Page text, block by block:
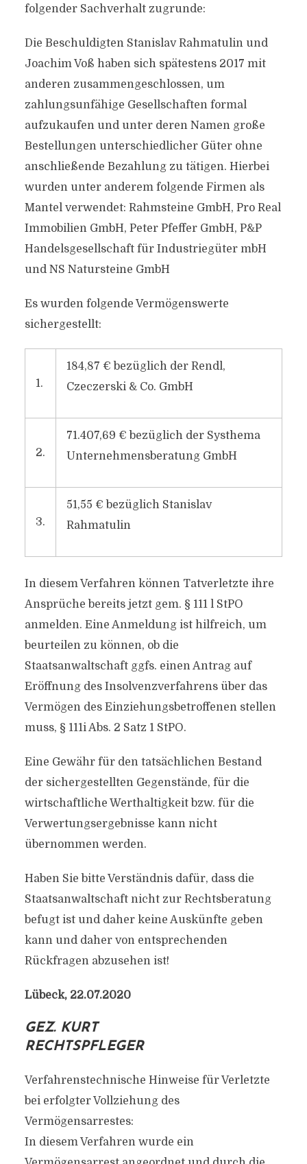
folgender Sachverhalt zugrunde:
Die Beschuldigten Stanislav Rahmatulin und
Joachim Voß haben sich spätestens 2017 mit
anderen zusammengeschlossen, um
zahlungsunfähige Gesellschaften formal
aufzukaufen und unter deren Namen große
Bestellungen unterschiedlicher Güter ohne
anschließende Bezahlung zu tätigen. Hierbei
wurden unter anderem folgende Firmen als
Mantel verwendet: Rahmsteine GmbH, Pro Real
Immobilien GmbH, Peter Pfeffer GmbH, P&P
Handelsgesellschaft für Industriegüter mbH
und NS Natursteine GmbH
Es wurden folgende Vermögenswerte
sichergestellt:
1.
184,87 € bezüglich der Rendl,
Czeczerski & Co. GmbH
2.
71.407,69 € bezüglich der Systhema
Unternehmensberatung GmbH
3.
51,55 € bezüglich Stanislav
Rahmatulin
In diesem Verfahren können Tatverletzte ihre
Ansprüche bereits jetzt gem. § 111 l StPO
anmelden. Eine Anmeldung ist hilfreich, um
beurteilen zu können, ob die
Staatsanwaltschaft ggfs. einen Antrag auf
Eröffnung des Insolvenzverfahrens über das
Vermögen des Einziehungsbetroffenen stellen
muss, § 111i Abs. 2 Satz 1 StPO.
Eine Gewähr für den tatsächlichen Bestand
der sichergestellten Gegenstände, für die
wirtschaftliche Werthaltigkeit bzw. für die
Verwertungsergebnisse kann nicht
übernommen werden.
Haben Sie bitte Verständnis dafür, dass die
Staatsanwaltschaft nicht zur Rechtsberatung
befugt ist und daher keine Auskünfte geben
kann und daher von entsprechenden
Rückfragen abzusehen ist!
Lübeck, 22.07.2020
GEZ. KURT
RECHTSPFLEGER
Verfahrenstechnische Hinweise für Verletzte
bei erfolgter Vollziehung des
Vermögensarrestes:
In diesem Verfahren wurde ein